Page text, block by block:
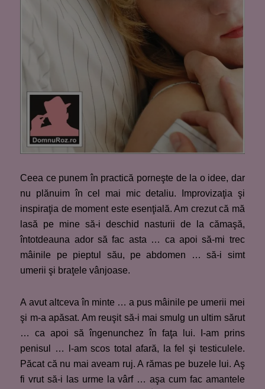
Ceea ce punem în practică porneşte de la o idee, dar
nu plănuim în cel mai mic detaliu. Improvizaţia şi
inspiraţia de moment este esenţială. Am crezut că mă
lasă pe mine să-i deschid nasturii de la cămaşă,
întotdeauna ador să fac asta … ca apoi să-mi trec
mâinile pe pieptul său, pe abdomen … să-i simt
umerii şi braţele vânjoase.
A avut altceva în minte … a pus mâinile pe umerii mei
şi m-a apăsat. Am reuşit să-i mai smulg un ultim sărut
… ca apoi să îngenunchez în faţa lui. I-am prins
penisul … l-am scos total afară, la fel şi testiculele.
Păcat că nu mai aveam ruj. A rămas pe buzele lui. Aş
fi vrut să-i las urme la vârf … aşa cum fac amantele